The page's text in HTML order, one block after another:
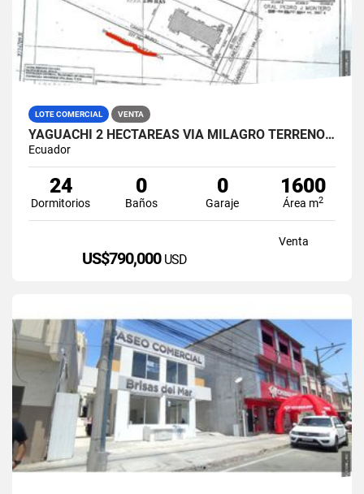
LOTE COMERCIAL VENTA
YAGUACHI 2 HECTÁREAS VIA MILAGRO TERRENO INDUSTRIAL EN VENTA
Ecuador
24
Dormitorios
0
Baños
0
Garaje
1600
Área m2
Venta
US$790,000 USD